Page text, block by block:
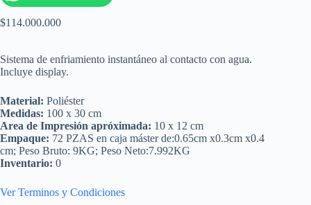
$114.000.000
Sistema de enfriamiento instantáneo al contacto con agua.
Incluye display.
Material: Poliéster
Medidas: 100 x 30 cm
Area de Impresión apróximada: 10 x 12 cm
Empaque: 72 PZAS en caja máster de:0.65cm x0.3cm x0.4
cm; Peso Bruto: 9KG; Peso Neto:7.992KG
Inventario: 0
Ver Terminos y Condiciones